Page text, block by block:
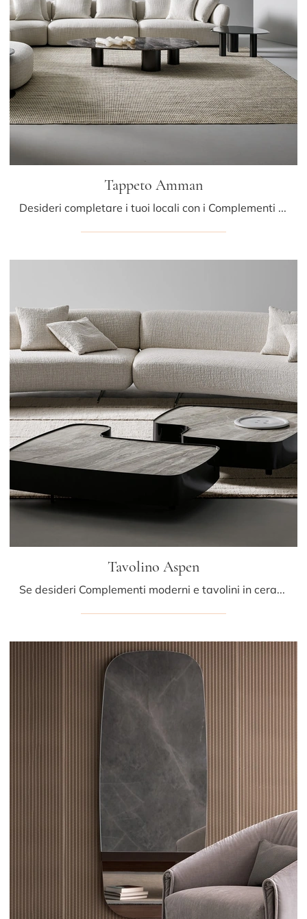
Tappeto Amman
Desideri completare i tuoi locali con i Complementi Bonaldo? Eccoti diversi modelli di tappeti in tessuto come Tappeto Amman.
Tavolino Aspen
Se desideri Complementi moderni e tavolini in ceramica scopri di più sul modello Tavolino Aspen del brand Bonaldo.